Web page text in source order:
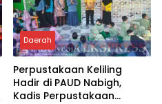
Daerah
Perpustakaan Keliling
Hadir di PAUD Nabigh,
Kadis Perpustakaan